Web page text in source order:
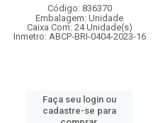
Código: 836370
Embalagem: Unidade
Caixa Com: 24 Unidade(s)
Inmetro: ABCP-BRI-0404-2023-16
Faça seu login ou
cadastre-se para